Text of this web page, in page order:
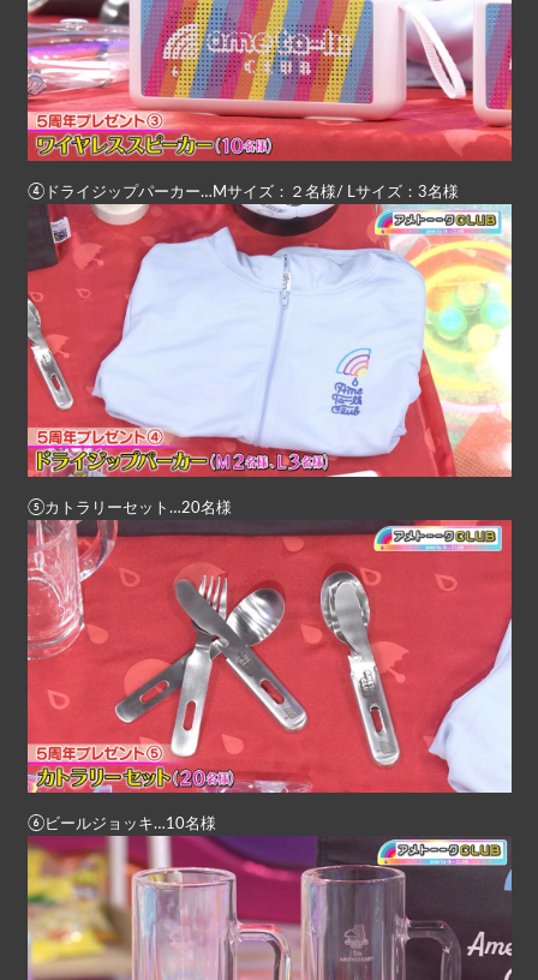
④ドライジップパーカー…Mサイズ：２名様/ Lサイズ：3名様
⑤カトラリーセット…20名様
⑥ビールジョッキ…10名様